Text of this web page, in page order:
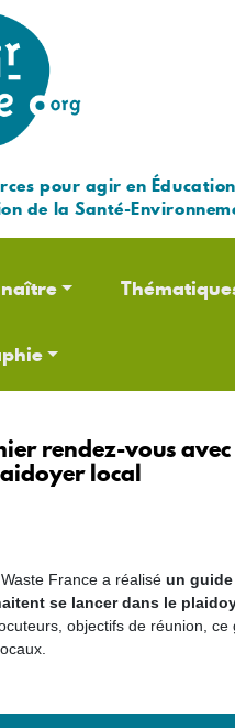
pour agir en Éducation
de la Santé-
rendez-vous
local
France a réalisé un guide
se lancer dans le
objectifs de réunion,